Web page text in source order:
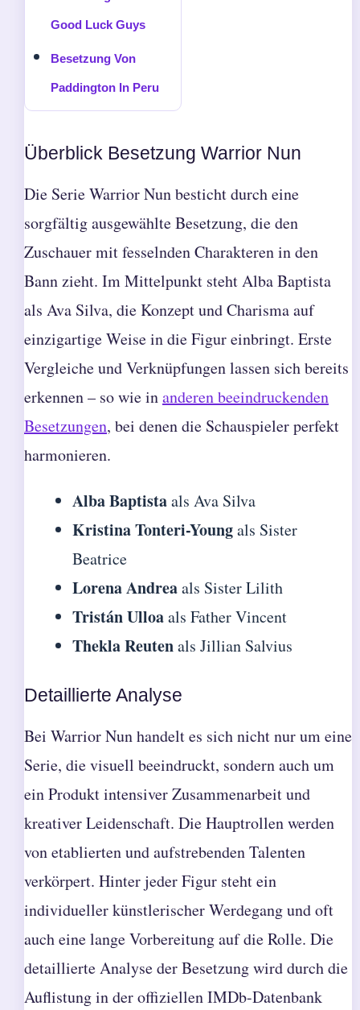
Good Luck Guys
Besetzung Von
Paddington In Peru
Überblick Besetzung Warrior Nun
Die Serie Warrior Nun besticht durch eine
sorgfältig ausgewählte Besetzung, die den
Zuschauer mit fesselnden Charakteren in den
Bann zieht. Im Mittelpunkt steht Alba Baptista
als Ava Silva, die Konzept und Charisma auf
einzigartige Weise in die Figur einbringt. Erste
Vergleiche und Verknüpfungen lassen sich bereits
erkennen – so wie inanderen beeindruckenden
Besetzungen, bei denen die Schauspieler perfekt
harmonieren.
Alba Baptistaals Ava Silva
Kristina Tonteri-Youngals Sister
Beatrice
Lorena Andreaals Sister Lilith
Tristán Ulloaals Father Vincent
Thekla Reutenals Jillian Salvius
Detaillierte Analyse
Bei Warrior Nun handelt es sich nicht nur um eine
Serie, die visuell beeindruckt, sondern auch um
ein Produkt intensiver Zusammenarbeit und
kreativer Leidenschaft. Die Hauptrollen werden
von etablierten und aufstrebenden Talenten
verkörpert. Hinter jeder Figur steht ein
individueller künstlerischer Werdegang und oft
auch eine lange Vorbereitung auf die Rolle. Die
detaillierte Analyse der Besetzung wird durch die
Auflistung in der offiziellen IMDb-Datenbank